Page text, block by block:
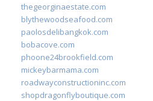
thegeorginaestate.com
blythewoodseafood.com
paolosdelibangkok.com
bobacove.com
phoone24brookfield.com
mickeybarmama.com
roadwayconstructioninc.com
shopdragonflyboutique.com